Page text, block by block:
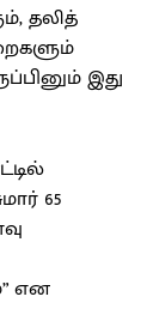
தலித்
இது
65
என